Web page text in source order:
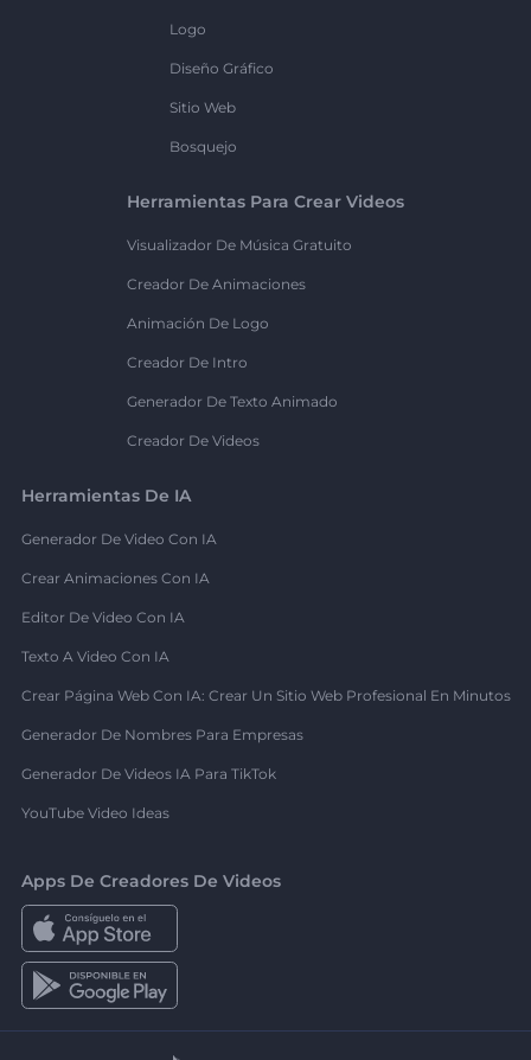
Logo
Diseño Gráfico
Sitio Web
Bosquejo
Herramientas Para Crear Videos
Visualizador De Música Gratuito
Creador De Animaciones
Animación De Logo
Creador De Intro
Generador De Texto Animado
Creador De Videos
Herramientas De IA
Generador De Video Con IA
Crear Animaciones Con IA
Editor De Video Con IA
Texto A Video Con IA
Crear Página Web Con IA: Crear Un Sitio Web Profesional En Minutos
Generador De Nombres Para Empresas
Generador De Videos IA Para TikTok
YouTube Video Ideas
Apps De Creadores De Videos